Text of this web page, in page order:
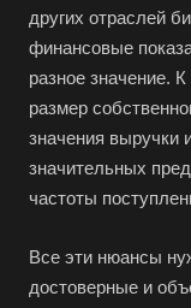
других отраслей
финансовые
разное значение.
размер
значения выручки
значительных
частоты
Все эти нюансы
достоверные и